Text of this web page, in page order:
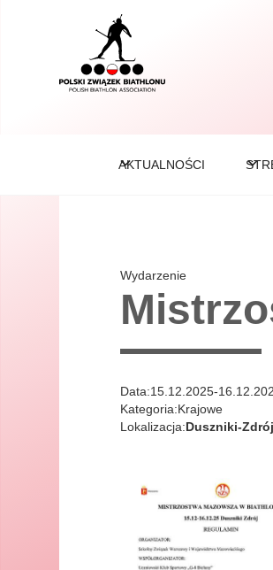
AKTUALNOŚCI
Wydarzenie
Data:15.12.2025-
Kategoria:Krajowe
Lokalizacja:Duszniki-Zdrój